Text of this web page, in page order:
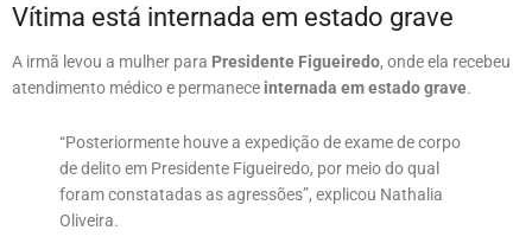
Vítima está internada em estado grave
A irmã levou a mulher para Presidente Figueiredo, onde ela recebeu
atendimento médico e permanece internada em estado grave.
“Posteriormente houve a expedição de exame de corpo
de delito em Presidente Figueiredo, por meio do qual
foram constatadas as agressões”, explicou Nathalia
Oliveira.